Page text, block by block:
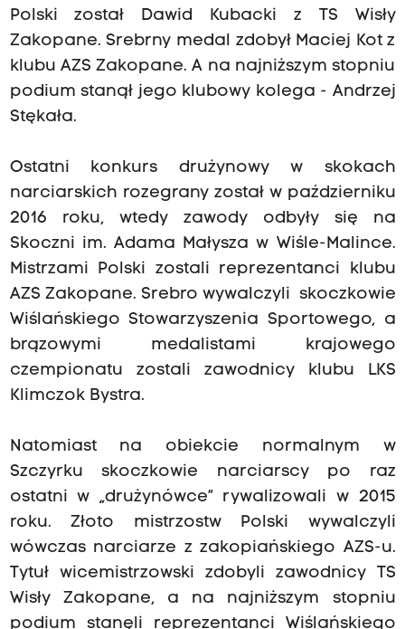
Polski został Dawid Kubacki z TS Wisły
Zakopane. Srebrny medal zdobył Maciej Kot z
klubu AZS Zakopane. A na najniższym stopniu
podium stanął jego klubowy kolega - Andrzej
Stękała.
Ostatni konkurs drużynowy w skokach
narciarskich rozegrany został w październiku
2016 roku, wtedy zawody odbyły się na
Skoczni im. Adama Małysza w Wiśle-Malince.
Mistrzami Polski zostali reprezentanci klubu
AZS Zakopane. Srebro wywalczyli skoczkowie
Wiślańskiego Stowarzyszenia Sportowego, a
brązowymi medalistami krajowego
czempionatu zostali zawodnicy klubu LKS
Klimczok Bystra.
Natomiast na obiekcie normalnym w
Szczyrku skoczkowie narciarscy po raz
ostatni w „drużynówce” rywalizowali w 2015
roku. Złoto mistrzostw Polski wywalczyli
wówczas narciarze z zakopiańskiego AZS-u.
Tytuł wicemistrzowski zdobyli zawodnicy TS
Wisły Zakopane, a na najniższym stopniu
podium stanęli reprezentanci Wiślańskiego